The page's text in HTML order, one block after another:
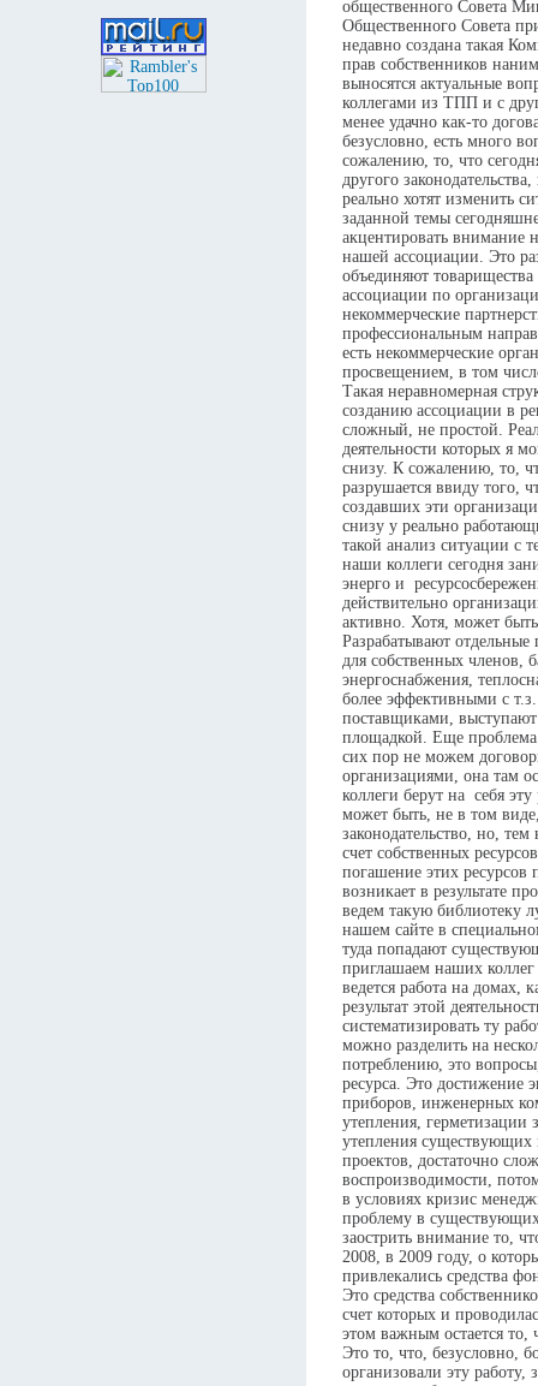
общественного Совета
Общественного Совета
недавно создана такая
прав собственников
выносятся актуальные
коллегами из ТПП и с
менее удачно как-то
безусловно, есть много
сожалению, то, что
другого
реально хотят изменить
заданной темы
акцентировать внимание
нашей ассоциации. Это
объединяют
ассоциации по
некоммерческие
профессиональным
есть некоммерческие
просвещением, в том
Такая неравномерная
созданию ассоциации в
сложный, не простой.
деятельности которых я
снизу. К сожалению, то,
разрушается ввиду того,
создавших эти
снизу у реально
такой анализ ситуации с
наши коллеги сегодня
энерго и
действительно
активно. Хотя, может
Разрабатывают
для собственных членов,
энергоснабжения,
более эффективными с
поставщиками, выступают
площадкой. Еще
сих пор не можем
организациями, она там
коллеги берут на себя
может быть, не в том
законодательство, но, тем
счет собственных
погашение этих ресурсов
возникает в результате
ведем такую библиотеку
нашем сайте в
туда попадают
приглашаем наших
ведется работа на домах,
результат этой
систематизировать ту
можно разделить на
потреблению, это
ресурса. Это достижение
приборов, инженерных
утепления,
утепления существующих
проектов, достаточно
воспроизводимости,
в условиях кризис
проблему в
заострить внимание то,
2008, в 2009 году, о
привлекались средства
Это средства
счет которых и
этом важным остается то,
Это то, что, безусловно,
организовали эту работу,